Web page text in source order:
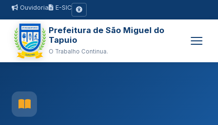
Ouvidoria E-SIC
Prefeitura de São Miguel do
Tapuio
O Trabalho Continua.